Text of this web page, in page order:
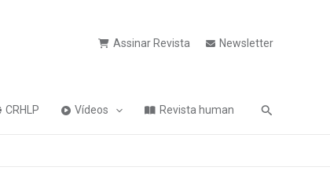
Assinar Revista Newsletter
CRHLP Vídeos Revista human Pesquisa